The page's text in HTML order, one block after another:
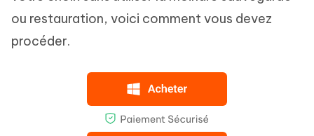
ou restauration, voici comment vous devez
procéder.